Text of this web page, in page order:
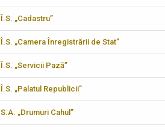
Î.S. „Cadastru”
Î.S. „Camera Înregistrării de Stat”
Î.S. „Servicii Pază”
Î.S. „Palatul Republicii”
S.A. „Drumuri Cahul”